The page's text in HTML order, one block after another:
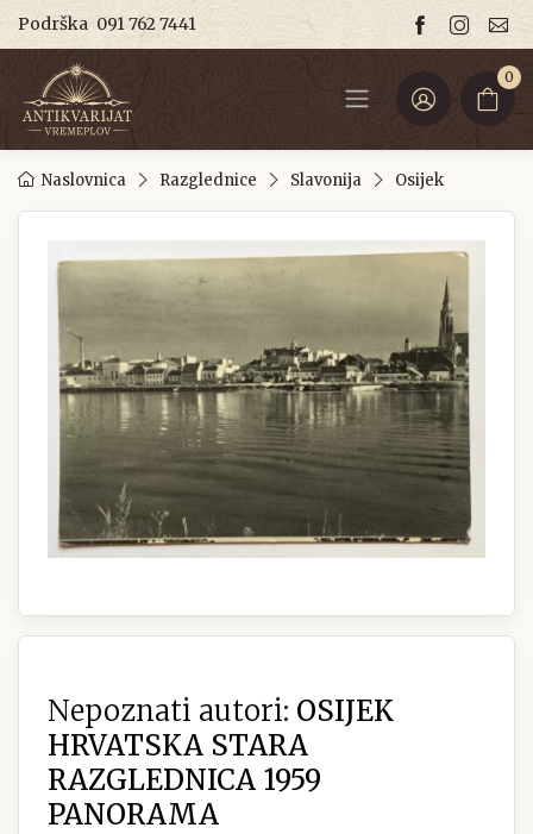
Podrška 091 762 7441
0
Naslovnica Razglednice Slavonija Osijek
Nepoznati autori: OSIJEK
HRVATSKA STARA
RAZGLEDNICA 1959
PANORAMA